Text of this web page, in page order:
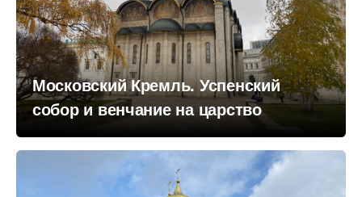
Московский Кремль. Успенский
собор и венчание на царство